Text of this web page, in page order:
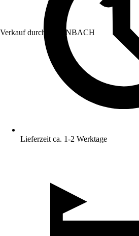
Verkauf durch: HORNBACH
Lieferzeit ca. 1-2 Werktage